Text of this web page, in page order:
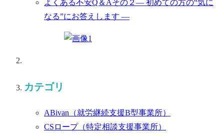
よくある不安Q＆Aその２― 初めての方の“気に
なる”にお答えします ―
カテゴリ
ABivan （就労継続支援B型事業所）
CSロープ（特定相談支援事業所）